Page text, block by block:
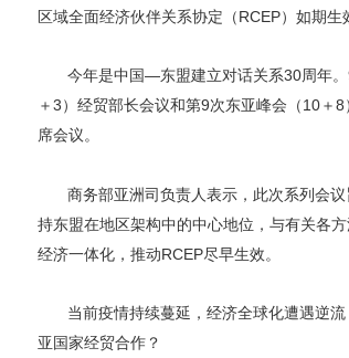
区域全面经济伙伴关系协定（RCEP）如期
今年是中国—东盟建立对话关系30周年
＋3）经贸部长会议和第9次东亚峰会（10＋
席会议。
商务部亚洲司负责人表示，此次系列会
持东盟在地区架构中的中心地位，与有关各
经济一体化，推动RCEP尽早生效。
当前疫情持续蔓延，经济全球化遭遇逆
亚国家经贸合作？